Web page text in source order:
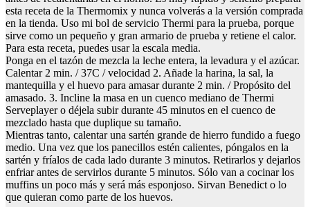
esta receta de la Thermomix y nunca volverás a la versión comprada
en la tienda. Uso mi bol de servicio Thermi para la prueba, porque
sirve como un pequeño y gran armario de prueba y retiene el calor.
Para esta receta, puedes usar la escala media.
Ponga en el tazón de mezcla la leche entera, la levadura y el azúcar.
Calentar 2 min. / 37C / velocidad 2. Añade la harina, la sal, la
mantequilla y el huevo para amasar durante 2 min. / Propósito del
amasado. 3. Incline la masa en un cuenco mediano de Thermi
Serveplayer o déjela subir durante 45 minutos en el cuenco de
mezclado hasta que duplique su tamaño.
Mientras tanto, calentar una sartén grande de hierro fundido a fuego
medio. Una vez que los panecillos estén calientes, póngalos en la
sartén y fríalos de cada lado durante 3 minutos. Retirarlos y dejarlos
enfriar antes de servirlos durante 5 minutos. Sólo van a cocinar los
muffins un poco más y será más esponjoso. Sirvan Benedict o lo
que quieran como parte de los huevos.